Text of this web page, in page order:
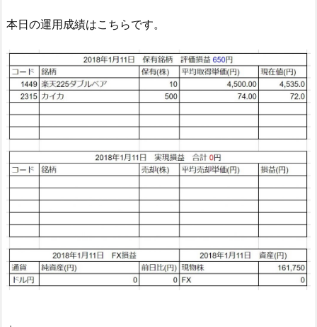
本日の運用成績はこちらです。